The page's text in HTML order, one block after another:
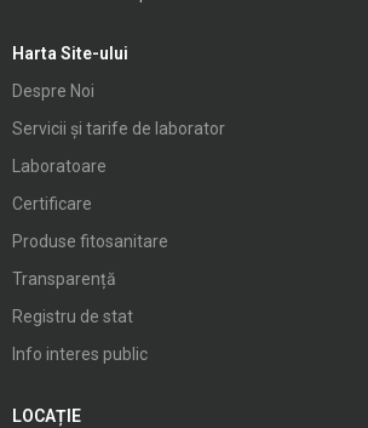
Harta Site-ului
Despre Noi
Servicii și tarife de laborator
Laboratoare
Certificare
Produse fitosanitare
Transparență
Registru de stat
Info interes public
LOCAȚIE